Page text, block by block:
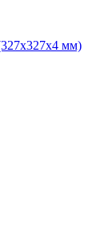
мм)